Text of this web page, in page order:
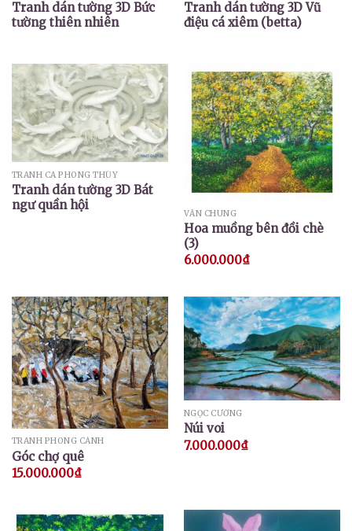
Tranh dán tường 3D Bức
tường thiên nhiên
Tranh dán tường 3D Vũ
điệu cá xiêm (betta)
TRANH CÁ PHONG THỦY
Tranh dán tường 3D Bát
ngư quần hội
VĂN CHUNG
Hoa muồng bên đồi chè
(3)
6.000.000₫
TRANH PHONG CẢNH
Góc chợ quê
15.000.000₫
NGỌC CƯỜNG
Núi voi
7.000.000₫